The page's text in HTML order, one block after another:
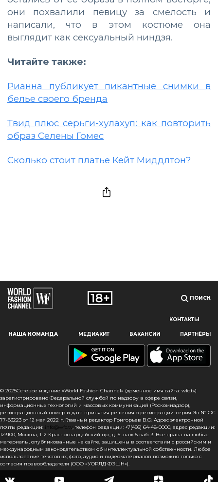
Наш сайт использует файлы cookie и похожие технологии,
пользователям, предоставляя персонализированную
информацию, запоминая предпочтения в области
сайта, вы подтверждаете свое согласие на использование
файлов cookie в соответствии с настоящим уведомлением
в отношении данного типа файлов. Если вы не согласны
с тем, чтобы мы использовали данный тип файлов,
то вы должны соответствующим образом установить
настройки вашего браузера или не использовать сайт wfc.tv
они похвалили певицу за смелость и
написали, что в этом костюме она
выглядит как сексуальный ниндзя.
Читайте также:
Рианна публикует пикантные снимки в
белье своего бренда
Твид плюс серьги-хулахуп: как повторить
образ Селены Гомес
Сколько стоит платье Кейт Миддлтон?
ПОИСК
КОНТАКТЫ
НАША КОМАНДА МЕДИАКИТ ВАКАНСИИ ПАРТНЁРЫ
© 2025Сетевое издание «World Fashion Channel» (доменное имя сайта: wfc.tv)
зарегистрировано Федеральной службой по надзору в сфере связи,
информационных технологий и массовых коммуникаций (Роскомнадзор),
регистрационный номер и дата принятия решения о регистрации: серия Эл № ФС
77-83223 от 12 мая 2022 г. Главный редактор Григорьев В.О. Адрес электронной
почты редакции: info@wfc.tv
, телефон редакции: +7(495) 64-48-0000, адрес редакции:
123100, Москва, 1-й Красногвардейский пр., д.15 этаж 5 каб. 3. Все права на любые
материалы, опубликованные на сайте, защищены в соответствии с российским и
международным законодательством об интеллектуальной собственности. Любое
использование текстовых, фото, аудио и видеоматериалов возможно только с
согласия правообладателя (ООО «УОРЛД ФЭШН»).